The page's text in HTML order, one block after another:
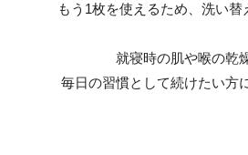
もう1枚を使えるため、洗い替
就寝時の肌や喉の乾
毎日の習慣として続けたい方